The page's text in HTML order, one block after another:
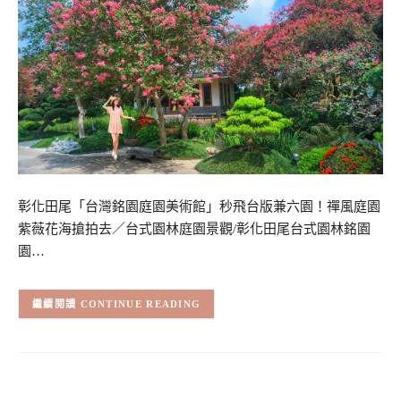
彰化田尾「台灣銘園庭園美術館」秒飛台版兼六園！禪風庭園
紫薇花海搶拍去／台式園林庭園景觀/彰化田尾台式園林銘園
園…
CONTINUE READING